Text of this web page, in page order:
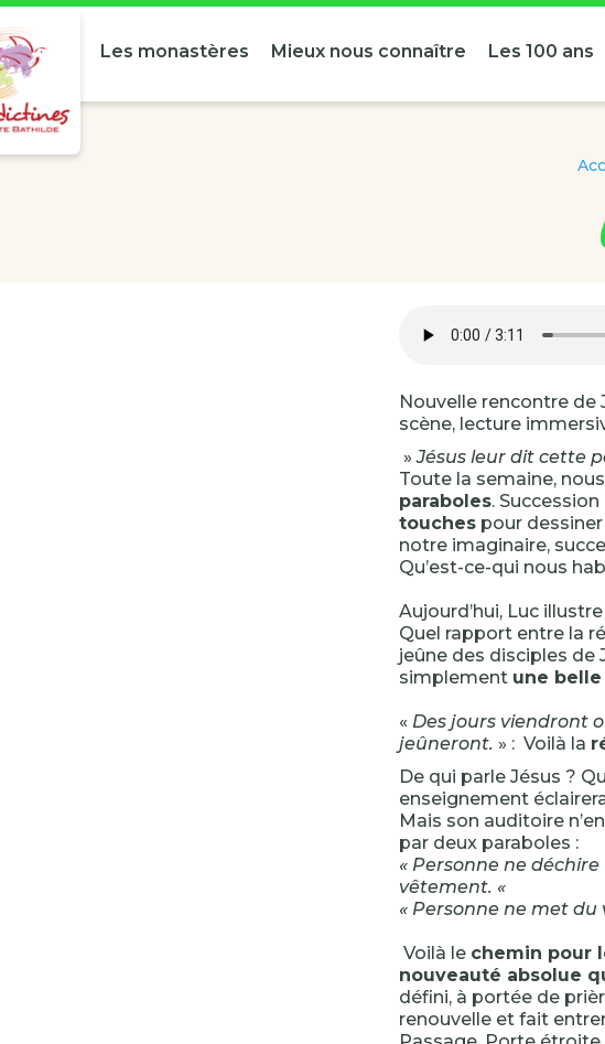
Les monastères Mieux nous connaître Les 100 ans
Nouvelle rencontre de
scène, lecture
»Jésus leur dit cette
Toute la semaine,
paraboles. Succession
touches pour
notre imaginaire,
Qu’est-ce-qui nous
Aujourd’hui, Luc
Quel rapport entre la
jeûne des disciples
simplement une
« Des jours viendront
jeûneront. » : Voilà la
De qui parle Jésus ?
enseignement
Mais son auditoire
par deux paraboles :
« Personne ne
vêtement. «
« Personne ne met du
Voilà le chemin pour
nouveauté absolue
défini, à portée de
renouvelle et fait